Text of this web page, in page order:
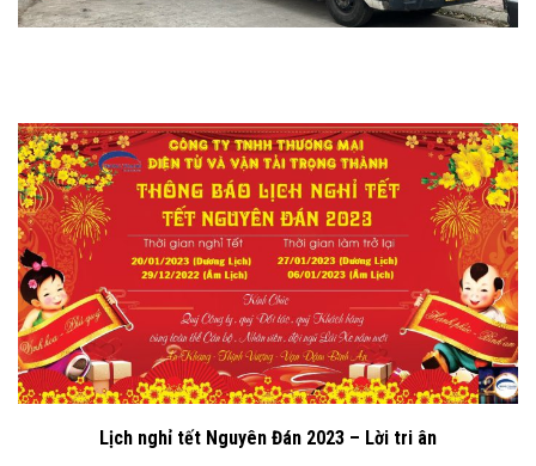
Lịch nghỉ tết Nguyên Đán 2023 – Lời tri ân